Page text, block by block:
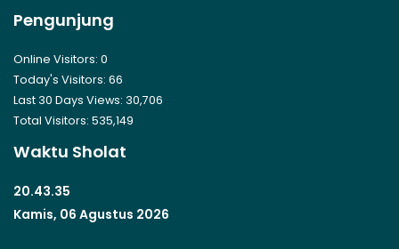
Pengunjung
Online Visitors: 0
Today's Visitors: 66
Last 30 Days Views: 30,706
Total Visitors: 535,149
Waktu Sholat
20.43.35
Kamis, 06 Agustus 2026